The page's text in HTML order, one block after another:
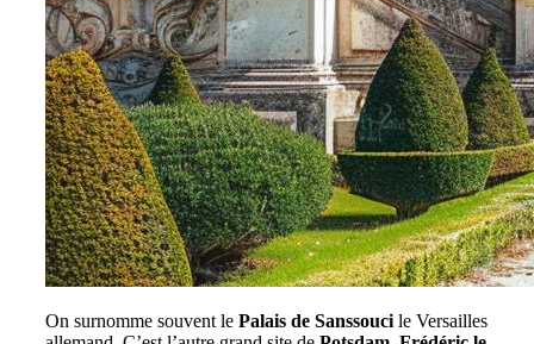
On surnomme souvent le Palais de Sanssouci le Versailles